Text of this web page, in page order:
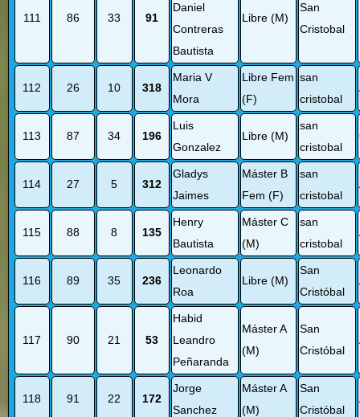
111 86 33 91
Daniel
Contreras
Bautista
Libre (M)
San
Cristobal
112 26 10 318
Maria V
Mora
Libre Fem
(F)
san
cristobal
113 87 34 196
Luis
Gonzalez
Libre (M)
san
cristobal
114 27 5 312
Gladys
Jaimes
Máster B
Fem (F)
san
cristobal
115 88 8 135
Henry
Bautista
Máster C
(M)
san
cristobal
116 89 35 236
Leonardo
Roa
Libre (M)
San
Cristóbal
117 90 21 53
Habid
Leandro
Peñaranda
Máster A
(M)
San
Cristóbal
118 91 22 172
Jorge
Sanchez
Máster A
(M)
San
Cristóbal